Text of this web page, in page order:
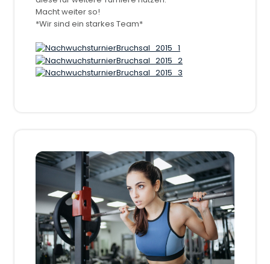
Macht weiter so!
*Wir sind ein starkes Team*